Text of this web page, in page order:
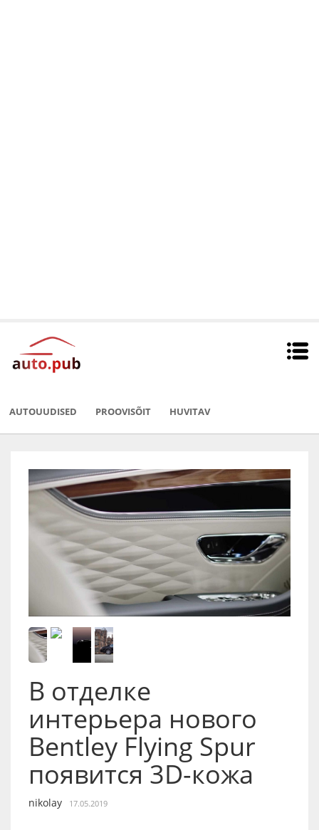
AUTOUUDISED PROOVISÕIT HUVITAV
В отделке
интерьера нового
Bentley Flying Spur
появится 3D-кожа
nikolay 17.05.2019